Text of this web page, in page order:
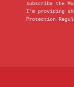
subscribe the
I’m providing
Protection